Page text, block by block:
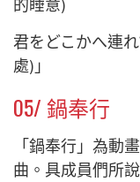
的睡意)
君をどこかへ連
處)」
05/ 鍋奉行
「鍋奉行」為動
曲。具成員們所